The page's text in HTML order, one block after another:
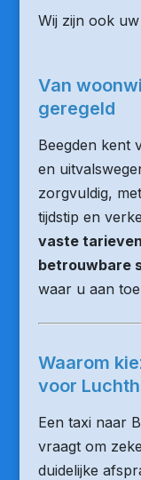
Wij zijn ook uw
Van
geregeld
Beegden kent
en
zorgvuldig,
tijdstip en
vaste
betrouwbare
waar u aan
Waarom
voor
Een taxi naar
vraagt om
duidelijke